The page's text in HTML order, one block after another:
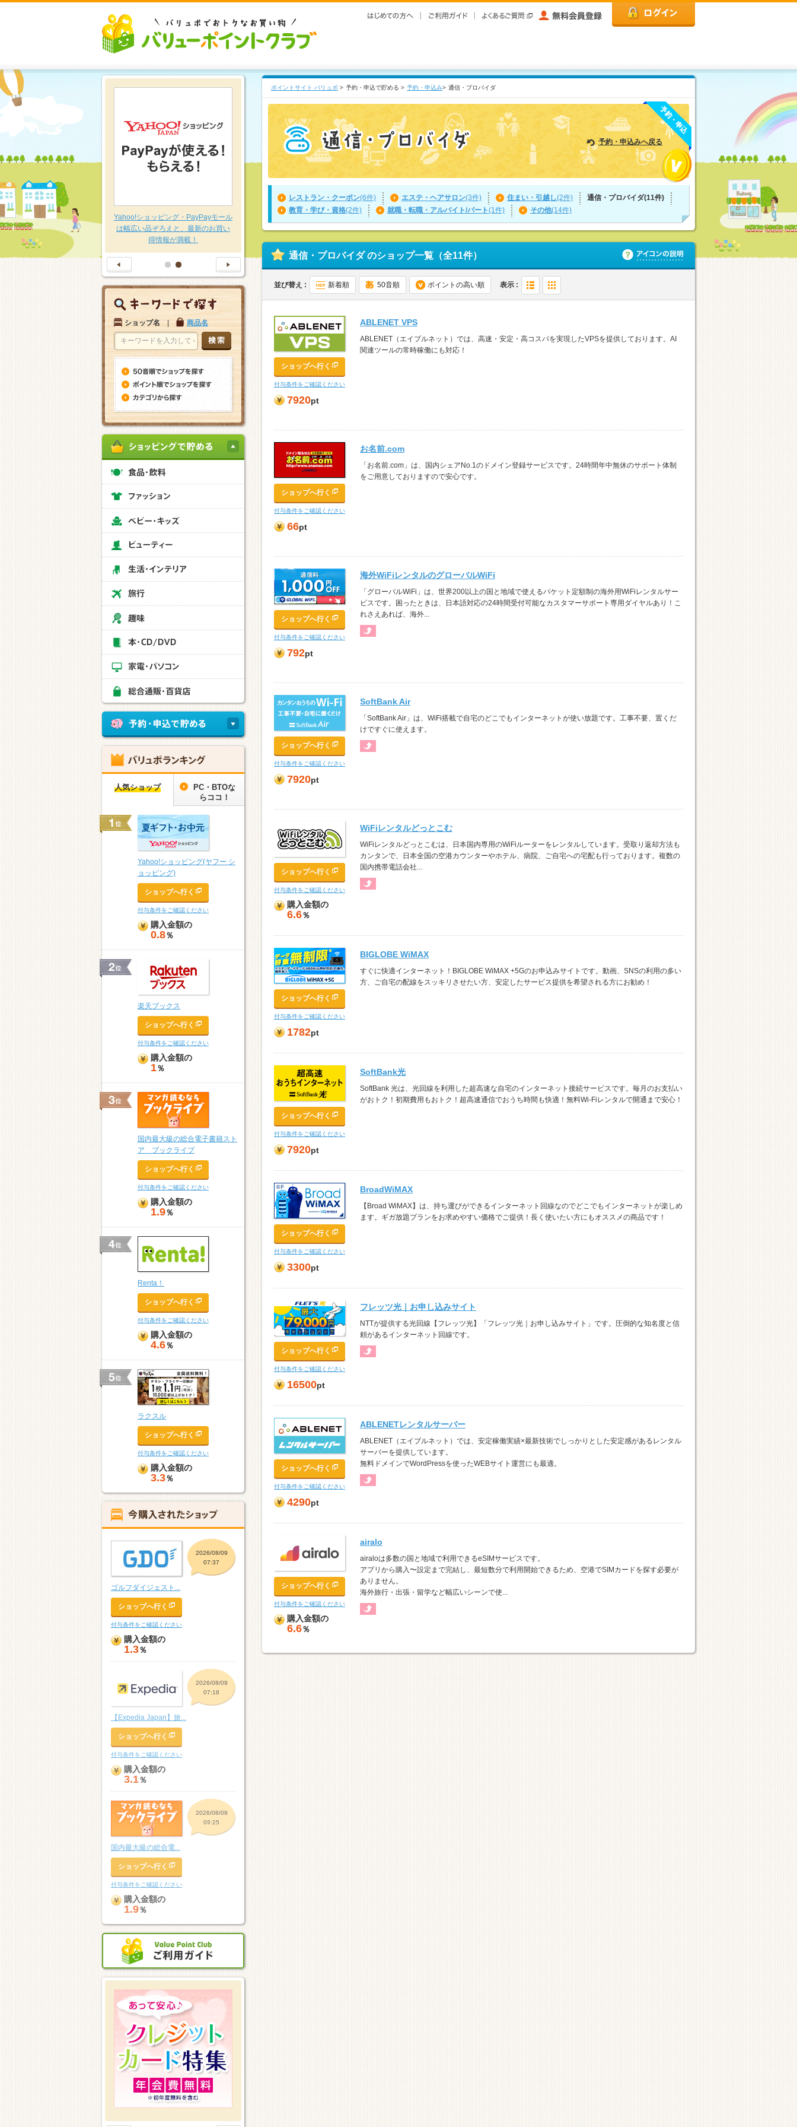
ポイントサイト バリュポ > 予約・申込で貯める > 予約・申込み> 通信・プロバイダ
予約・申込みへ戻る
レストラン・クーポン(6件) エステ・ヘアサロン(3件) 住まい・引越し(2件)
通信・プロバイダ(11件)
教育・学び・資格(2件) 就職・転職・アルバイト/パート(1件) その他(14件)
通信・プロバイダ のショップ一覧（全11件）
並び替え : 新着順 50音順 ポイントの高い順 表示 :
ショップへ行く
付与条件をご確認ください
7920pt
ABLENET VPS
ABLENET（エイブルネット）では、高速・安定・高コスパを実現したVPSを提供しております。AI
関連ツールの常時稼働にも対応！
ショップへ行く
付与条件をご確認ください
66pt
お名前.com
「お名前.com」は、国内シェアNo.1のドメイン登録サービスです。24時間年中無休のサポート体制
をご用意しておりますので安心です。
ショップへ行く
付与条件をご確認ください
792pt
海外WiFiレンタルのグローバルWiFi
「グローバルWiFi」は、世界200以上の国と地域で使えるパケット定額制の海外用WiFiレンタルサー
ビスです。困ったときは、日本語対応の24時間受付可能なカスタマーサポート専用ダイヤルあり！こ
れさえあれば、海外...
ショップへ行く
付与条件をご確認ください
7920pt
SoftBank Air
「SoftBank Air」は、WiFi搭載で自宅のどこでもインターネットが使い放題です。工事不要、置くだ
けですぐに使えます。
ショップへ行く
付与条件をご確認ください
購入金額の
6.6％
WiFiレンタルどっとこむ
WiFiレンタルどっとこむは、日本国内専用のWiFiルーターをレンタルしています。受取り返却方法も
カンタンで、日本全国の空港カウンターやホテル、病院、ご自宅への宅配も行っております。複数の
国内携帯電話会社...
ショップへ行く
付与条件をご確認ください
1782pt
BIGLOBE WiMAX
すぐに快適インターネット！BIGLOBE WiMAX +5Gのお申込みサイトです。動画、SNSの利用の多い
方、ご自宅の配線をスッキリさせたい方、安定したサービス提供を希望される方にお勧め！
ショップへ行く
付与条件をご確認ください
7920pt
SoftBank光
SoftBank 光は、光回線を利用した超高速な自宅のインターネット接続サービスです。毎月のお支払い
がおトク！初期費用もおトク！超高速通信でおうち時間も快適！無料Wi-Fiレンタルで開通まで安心！
ショップへ行く
付与条件をご確認ください
3300pt
BroadWiMAX
【Broad WiMAX】は、持ち運びができるインターネット回線なのでどこでもインターネットが楽しめ
ます。ギガ放題プランをお求めやすい価格でご提供！長く使いたい方にもオススメの商品です！
ショップへ行く
付与条件をご確認ください
16500pt
フレッツ光｜お申し込みサイト
NTTが提供する光回線【フレッツ光】「フレッツ光｜お申し込みサイト」です。圧倒的な知名度と信
頼があるインターネット回線です。
ショップへ行く
付与条件をご確認ください
4290pt
ABLENETレンタルサーバー
ABLENET（エイブルネット）では、安定稼働実績×最新技術でしっかりとした安定感があるレンタル
サーバーを提供しています。
無料ドメインでWordPressを使ったWEBサイト運営にも最適。
ショップへ行く
付与条件をご確認ください
購入金額の
6.6％
airalo
airaloは多数の国と地域で利用できるeSIMサービスです。
アプリから購入〜設定まで完結し、最短数分で利用開始できるため、空港でSIMカードを探す必要が
ありません。
海外旅行・出張・留学など幅広いシーンで使...
豊富な品揃え～日用品特集～
Yahoo!ショッピング・PayPayモール
は幅広い品ぞろえと、最新のお買い
得情報が満載！
ショップ名 | 商品名
人気ショップ
PC・BTOな
らココ！
Yahoo!ショッピング(ヤフー シ
ョッピング)
ショップへ行く
付与条件をご確認ください
購入金額の
0.8％
楽天ブックス
ショップへ行く
付与条件をご確認ください
購入金額の
1％
国内最大級の総合電子書籍スト
ア ブックライブ
ショップへ行く
付与条件をご確認ください
購入金額の
1.9％
Renta！
ショップへ行く
付与条件をご確認ください
購入金額の
4.6％
ラクスル
ショップへ行く
付与条件をご確認ください
購入金額の
3.3％
2026/08/09
07:37
ゴルフダイジェスト...
ショップへ行く
付与条件をご確認ください
購入金額の
1.3％
2026/08/09
07:18
【Expedia Japan】旅...
ショップへ行く
付与条件をご確認ください
購入金額の
3.1％
2026/08/09
07:15
国内最大級の総合電...
ショップへ行く
付与条件をご確認ください
購入金額の
1.9％